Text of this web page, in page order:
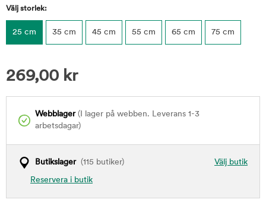
Välj storlek:
25 cm 35 cm 45 cm 55 cm 65 cm 75 cm
269,00 kr
Webblager(I lager på webben. Leverans 1-3
arbetsdagar)
Välj butik
Butikslager(115 butiker)
Reservera i butik